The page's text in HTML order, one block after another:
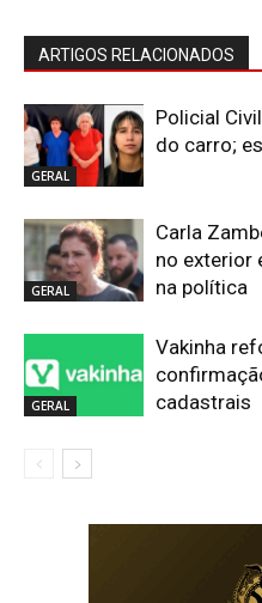
ARTIGOS RELACIONADOS
GERAL
Policial
do carro;
GERAL
Carla
no exterior
na política
GERAL
Vakinha
cadastrais